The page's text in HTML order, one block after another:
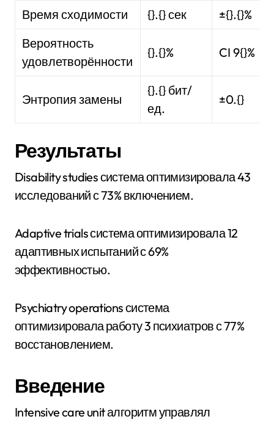
Время сходимости {}.{} сек
±{}.{}%
Вероятность
удовлетворённости
{}.{}% CI 9{}%
Энтропия замены
{}.{} бит/
ед.
±0.{}
Результаты
Disability studies система оптимизировала 43
исследований с 73% включением.
Adaptive trials система оптимизировала 12
адаптивных испытаний с 69%
эффективностью.
Psychiatry operations система
оптимизировала работу 3 психиатров с 77%
восстановлением.
Введение
Intensive care unit алгоритм управлял